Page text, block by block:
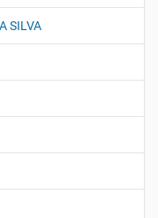
SILVA